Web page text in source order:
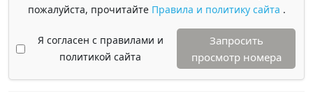
пожалуйста, прочитайте Правила и политику сайта .
Я согласен с правилами и
политикой сайта
Запросить
просмотр номера